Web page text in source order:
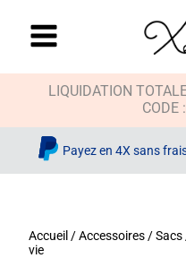
LIQUIDATION
CODE :
Payez en 4X sans
Accueil /Accessoires /
vie